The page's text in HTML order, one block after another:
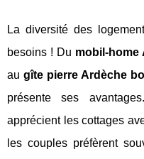
La diversité des
besoins ! Du mobil-home
au gîte pierre Ardèche
présente ses
apprécient les cottages
les couples préfèrent